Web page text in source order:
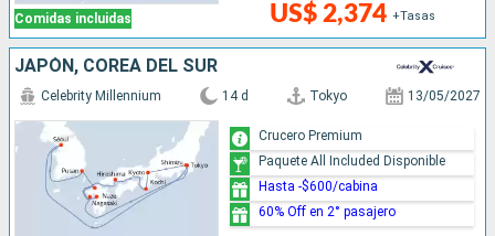
Comidas incluidas US$ 2,374 +Tasas
JAPÓN, COREA DEL SUR
Celebrity Millennium 14 d Tokyo 13/05/2027
Crucero Premium
Paquete All Included Disponible
Hasta -$600/cabina
60% Off en 2° pasajero